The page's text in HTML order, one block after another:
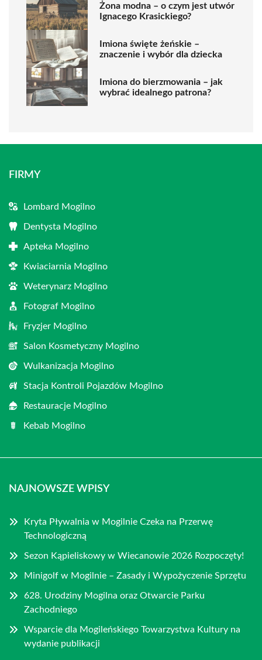
Żona modna – o czym jest utwór
Ignacego Krasickiego?
Imiona święte żeńskie –
znaczenie i wybór dla dziecka
Imiona do bierzmowania – jak
wybrać idealnego patrona?
FIRMY
Lombard Mogilno
Dentysta Mogilno
Apteka Mogilno
Kwiaciarnia Mogilno
Weterynarz Mogilno
Fotograf Mogilno
Fryzjer Mogilno
Salon Kosmetyczny Mogilno
Wulkanizacja Mogilno
Stacja Kontroli Pojazdów Mogilno
Restauracje Mogilno
Kebab Mogilno
NAJNOWSZE WPISY
Kryta Pływalnia w Mogilnie Czeka na Przerwę
Technologiczną
Sezon Kąpieliskowy w Wiecanowie 2026 Rozpoczęty!
Minigolf w Mogilnie – Zasady i Wypożyczenie Sprzętu
628. Urodziny Mogilna oraz Otwarcie Parku
Zachodniego
Wsparcie dla Mogileńskiego Towarzystwa Kultury na
wydanie publikacji